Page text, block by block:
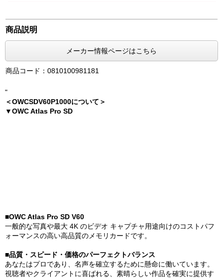
商品説明
メーカー情報ページはこちら
商品コード：0810100981181
"
＜OWCSDV60P1000について＞
▼OWC Atlas Pro SD
■OWC Atlas Pro SD V60
一般的な写真や最大 4K のビデオ キャプチャ用途向けのコストパフ
ォーマンスの高い高品質のメモリカードです。
■品質・スピード・価格のパーフェクトバランス
あなたはプロであり、名声を確立するために懸命に働いています。
視聴者やクライアントに喜ばれる、素晴らしい作品を確実に提供す